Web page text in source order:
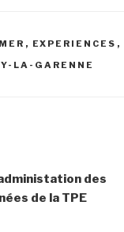
, EXPERIENCES ,
LA-GARENNE
des
de la TPE